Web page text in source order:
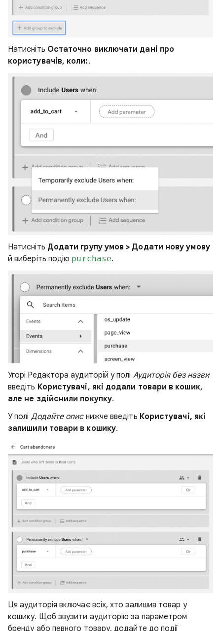
Натисніть Остаточно виключати дані про
користувачів, коли:.
Натисніть Додати групу умов > Додати нову умову
й виберіть подію purchase.
Угорі Редактора аудиторій у полі Аудиторія без назви
введіть Користувачі, які додали товари в кошик,
але не здійснили покупку.
У полі Додайте описнижче введіть Користувачі, які
залишили товари в кошику.
Ця аудиторія включає всіх, хто залишив товар у
кошику. Щоб звузити аудиторію за параметром
бренду або певного товару, додайте до події